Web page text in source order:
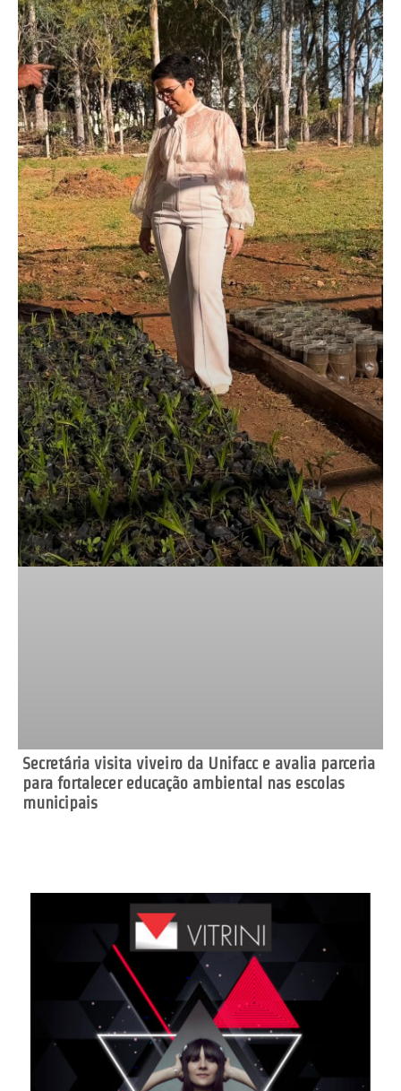
Secretária visita viveiro da Unifacc e avalia parceria
para fortalecer educação ambiental nas escolas
municipais